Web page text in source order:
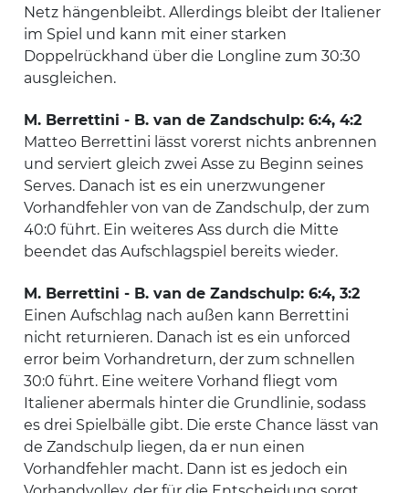
Netz hängenbleibt. Allerdings bleibt der Italiener
im Spiel und kann mit einer starken
Doppelrückhand über die Longline zum 30:30
ausgleichen.
M. Berrettini - B. van de Zandschulp: 6:4, 4:2
Matteo Berrettini lässt vorerst nichts anbrennen
und serviert gleich zwei Asse zu Beginn seines
Serves. Danach ist es ein unerzwungener
Vorhandfehler von van de Zandschulp, der zum
40:0 führt. Ein weiteres Ass durch die Mitte
beendet das Aufschlagspiel bereits wieder.
M. Berrettini - B. van de Zandschulp: 6:4, 3:2
Einen Aufschlag nach außen kann Berrettini
nicht returnieren. Danach ist es ein unforced
error beim Vorhandreturn, der zum schnellen
30:0 führt. Eine weitere Vorhand fliegt vom
Italiener abermals hinter die Grundlinie, sodass
es drei Spielbälle gibt. Die erste Chance lässt van
de Zandschulp liegen, da er nun einen
Vorhandfehler macht. Dann ist es jedoch ein